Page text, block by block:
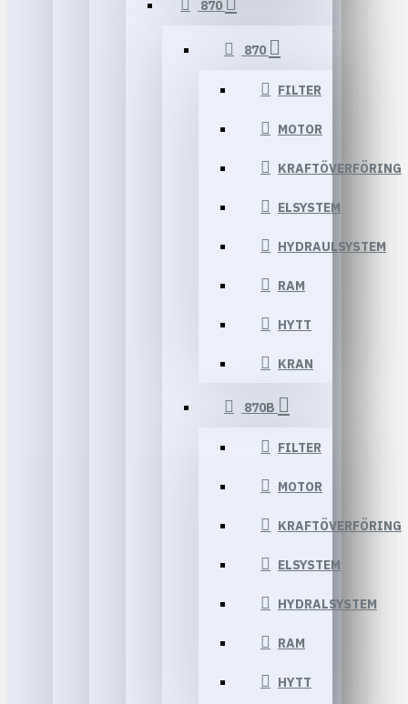
870
870
FILTER
MOTOR
KRAFTÖVERFÖRING
ELSYSTEM
HYDRAULSYSTEM
RAM
HYTT
KRAN
870B
FILTER
MOTOR
KRAFTÖVERFÖRING
ELSYSTEM
HYDRALSYSTEM
RAM
HYTT